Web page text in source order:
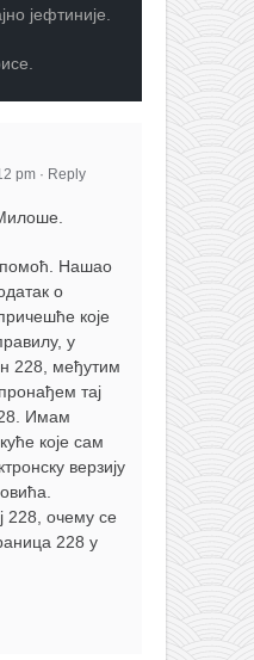
јефтиније.
pm · Reply
Нашао
о
које
у
228, међутим
тај
Имам
које сам
верзију
228, очему се
228 у